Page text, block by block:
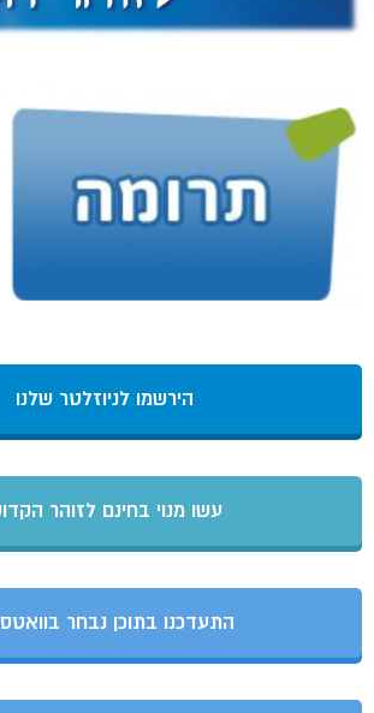
הירשמו לניוזלטר שלנו
עשו מנוי בחינם לזוהר
התעדכנו בתוכן נבחר